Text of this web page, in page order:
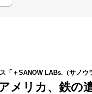
「＋SANOW LABs. （サノウ
リカ、鉄の遺